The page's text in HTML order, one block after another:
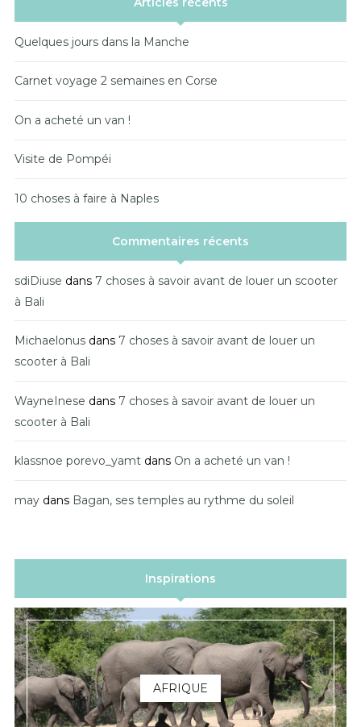
Quelques jours dans la Manche
Carnet voyage 2 semaines en Corse
On a acheté un van !
Visite de Pompéi
10 choses à faire à Naples
Commentaires récents
sdiDiuse dans 7 choses à savoir avant de louer un scooter
à Bali
Michaelonus dans 7 choses à savoir avant de louer un
scooter à Bali
WayneInese dans 7 choses à savoir avant de louer un
scooter à Bali
klassnoe porevo_yamt dans On a acheté un van !
may dans Bagan, ses temples au rythme du soleil
Inspirations
AFRIQUE